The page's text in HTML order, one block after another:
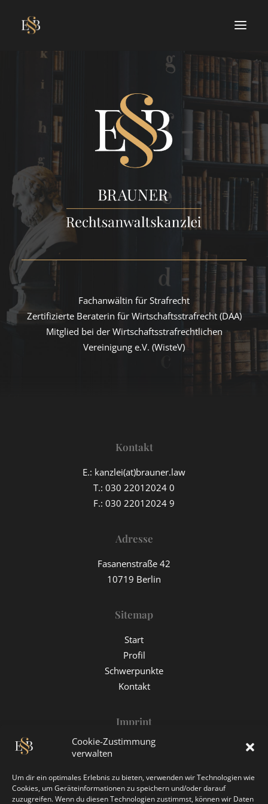
Cookie-Zustimmung
verwalten
Um dir ein optimales Erlebnis zu bieten, verwenden wir Technologien wie
Cookies, um Geräteinformationen zu speichern und/oder darauf
zuzugreifen. Wenn du diesen Technologien zustimmst, können wir Daten
Fachanwältin für Strafrecht
Zertifizierte Beraterin für Wirtschaftsstrafrecht (DAA)
Mitglied bei der Wirtschaftsstrafrechtlichen
Vereinigung e.V. (WisteV)
Kontakt
E.: kanzlei(at)brauner.law
T.: 030 22012024 0
F.: 030 22012024 9
Adresse
Fasanenstraße 42
10719 Berlin
Sitemap
Start
Profil
Schwerpunkte
Kontakt
Imprint
Impressum